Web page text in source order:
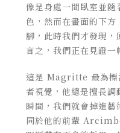
像是身處一間臥室並隨
色，然而在畫面的下方
腳，此時我們才發現
言之，我們正在見證一
這是 Magritte 最為標
者視覺，他總是擅長
瞬間，我們就會掉進
同於他的前輩